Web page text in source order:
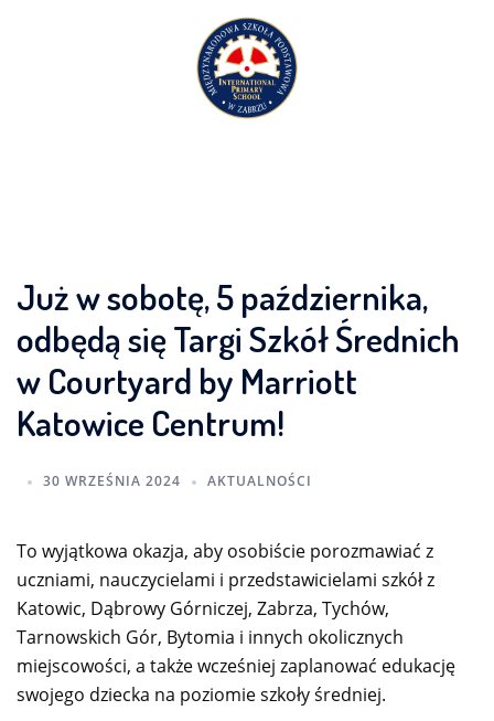
Już w sobotę, 5 października,
odbędą się Targi Szkół Średnich
w Courtyard by Marriott
Katowice Centrum!
30 WRZEŚNIA 2024 AKTUALNOŚCI
To wyjątkowa okazja, aby osobiście porozmawiać z
uczniami, nauczycielami i przedstawicielami szkół z
Katowic, Dąbrowy Górniczej, Zabrza, Tychów,
Tarnowskich Gór, Bytomia i innych okolicznych
miejscowości, a także wcześniej zaplanować edukację
swojego dziecka na poziomie szkoły średniej.